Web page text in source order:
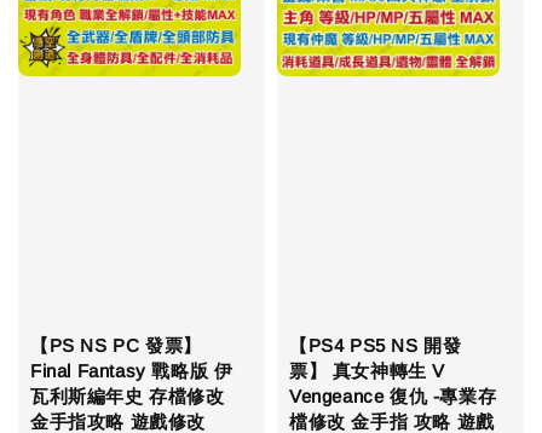
【PS NS PC 發票】
Final Fantasy 戰略版 伊
瓦利斯編年史 存檔修改
金手指攻略 遊戲修改
【PS4 PS5 NS 開發
票】 真女神轉生 V
Vengeance 復仇 -專業存
檔修改 金手指 攻略 遊戲